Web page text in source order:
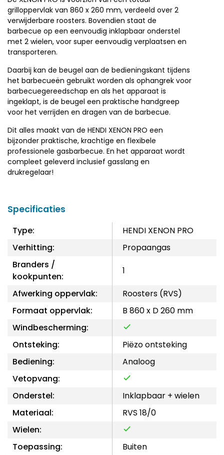
grilloppervlak van 860 x 260 mm, verdeeld over 2
verwijderbare roosters. Bovendien staat de
barbecue op een eenvoudig inklapbaar onderstel
met 2 wielen, voor super eenvoudig verplaatsen en
transporteren.
Daarbij kan de beugel aan de bedieningskant tijdens
het barbecueën gebruikt worden als ophangrek voor
barbecuegereedschap en als het apparaat is
ingeklapt, is de beugel een praktische handgreep
voor het verrijden en dragen van de barbecue.
Dit alles maakt van de HENDI XENON PRO een
bijzonder praktische, krachtige en flexibele
professionele gasbarbecue. En het apparaat wordt
compleet geleverd inclusief gasslang en
drukregelaar!
Specificaties
Type:
HENDI XENON PRO
Verhitting:
Propaangas
Branders /
kookpunten:
1
Afwerking oppervlak:
Roosters (RVS)
Formaat oppervlak:
B 860 x D 260 mm
Windbescherming:
Ontsteking:
Piëzo ontsteking
Bediening:
Analoog
Vetopvang:
Onderstel:
Inklapbaar + wielen
Materiaal:
RVS 18/0
Wielen:
Toepassing:
Buiten